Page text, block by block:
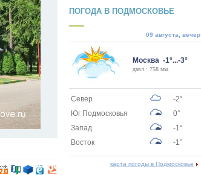
ПОГОДА В ПОДМОСКОВЬЕ
09 августа, вечер
Москва -1°...-3°
давл.: 758 мм.
Север
-2°
Юг Подмосковья
0°
Запад
-1°
Восток
-1°
карта погоды в Подмосковье